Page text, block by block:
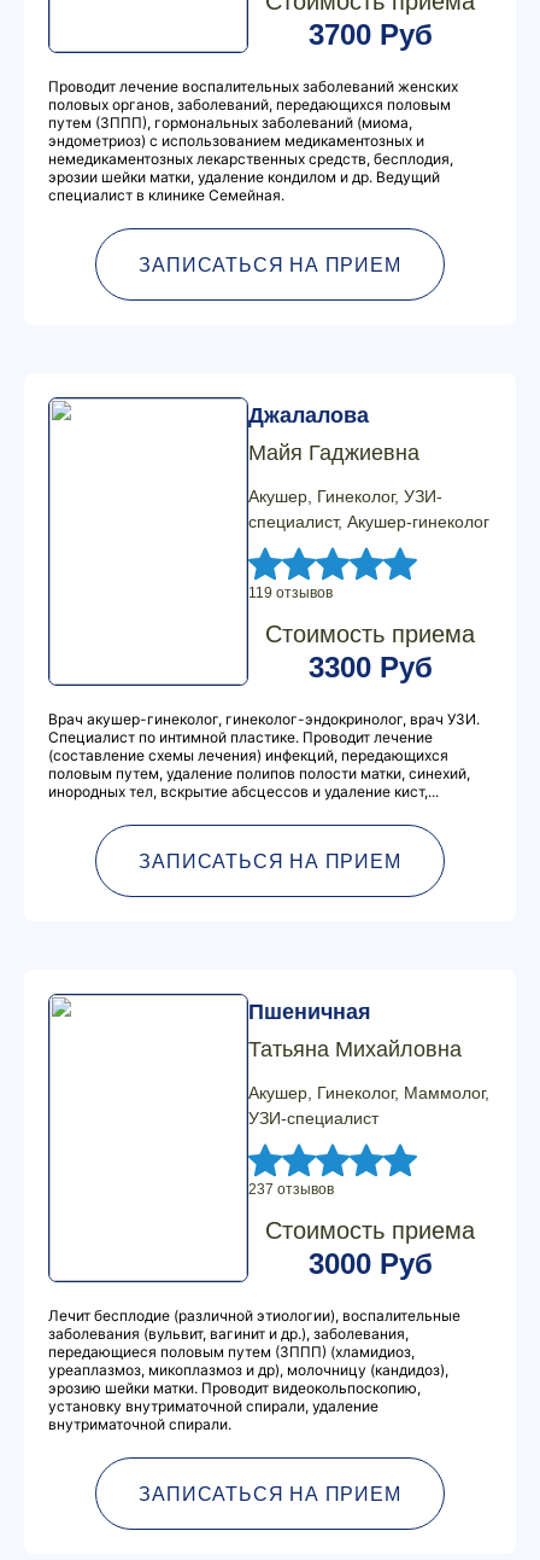
3700 Руб
Проводит лечение воспалительных заболеваний женских
половых органов, заболеваний, передающихся половым
путем (ЗППП), гормональных заболеваний (миома,
эндометриоз) с использованием медикаментозных и
немедикаментозных лекарственных средств, бесплодия,
эрозии шейки матки, удаление кондилом и др. Ведущий
специалист в клинике Семейная.
ЗАПИСАТЬСЯ НА ПРИЕМ
Джалалова
Майя Гаджиевна
Акушер, Гинеколог, УЗИ-
специалист, Акушер-гинеколог
119 отзывов
Стоимость приема
3300 Руб
Врач акушер-гинеколог, гинеколог-эндокринолог, врач УЗИ.
Специалист по интимной пластике. Проводит лечение
(составление схемы лечения) инфекций, передающихся
половым путем, удаление полипов полости матки, синехий,
инородных тел, вскрытие абсцессов и удаление кист,...
ЗАПИСАТЬСЯ НА ПРИЕМ
Пшеничная
Татьяна Михайловна
Акушер, Гинеколог, Маммолог,
УЗИ-специалист
237 отзывов
Стоимость приема
3000 Руб
Лечит бесплодие (различной этиологии), воспалительные
заболевания (вульвит, вагинит и др.), заболевания,
передающиеся половым путем (ЗППП) (хламидиоз,
уреаплазмоз, микоплазмоз и др), молочницу (кандидоз),
эрозию шейки матки. Проводит видеокольпоскопию,
установку внутриматочной спирали, удаление
внутриматочной спирали.
ЗАПИСАТЬСЯ НА ПРИЕМ